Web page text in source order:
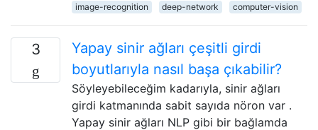
image-recognition
deep-network computer-vision
3
Yapay sinir ağları çeşitli girdi
boyutlarıyla nasıl başa çıkabilir?
Söyleyebileceğim kadarıyla, sinir ağları
girdi katmanında sabit sayıda nöron var .
Yapay sinir ağları NLP gibi bir bağlamda